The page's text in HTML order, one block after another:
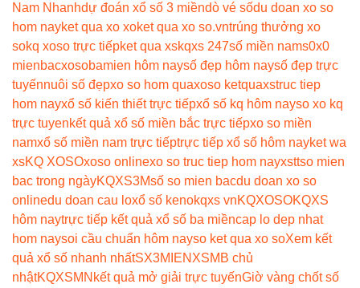
Nam Nhanhdự đoán xổ số 3 miềndò vé sốdu doan xo so
hom nayket qua xo xoket qua xo so.vntrúng thưởng xo
sokq xoso trực tiếpket qua xskqxs 247số miền nams0x0
mienbacxosobamien hôm naysố đẹp hôm naysố đẹp trực
tuyếnnuôi số đẹpxo so hom quaxoso ketquaxstruc tiep
hom nayxổ số kiến thiết trực tiếpxổ số kq hôm nayso xo kq
trực tuyenkết quả xổ số miền bắc trực tiếpxo so miền
namxổ số miền nam trực tiếptrực tiếp xổ số hôm nayket wa
xsKQ XOSOxoso onlinexo so truc tiep hom nayxsttso mien
bac trong ngàyKQXS3Msố so mien bacdu doan xo so
onlinedu doan cau loxổ số kenokqxs vnKQXOSOKQXS
hôm naytrực tiếp kết quả xổ số ba miềncap lo dep nhat
hom naysoi cầu chuẩn hôm nayso ket qua xo soXem kết
quả xổ số nhanh nhấtSX3MIEN XSMB chủ
nhậtKQXSMN kết quả mở giải trực tuyếnGiờ vàng chốt số